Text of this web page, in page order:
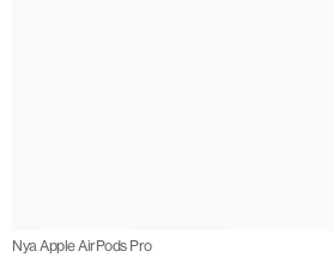
Nya Apple AirPods Pro